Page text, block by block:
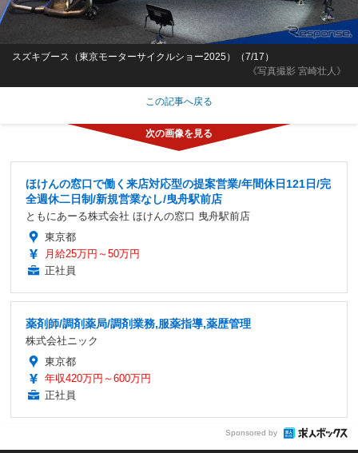
《写真撮影 宮崎壮人》
スズキブース（東京モーターサイクルショー2025）（7/17）
この記事へ戻る
ほけんの窓口で働く来店対応型の提案営業/年間休日121日/完
全週休二日制/新規営業なし/曳舟駅前店
ともにあーる株式会社 ほけんの窓口 曳舟駅前店
東京都
月給25万円～50万円
正社員
薬剤師/調剤薬局/調剤業務,服薬指導,薬歴管理
株式会社ニック
東京都
年収420万円～600万円
正社員
Sponsored by